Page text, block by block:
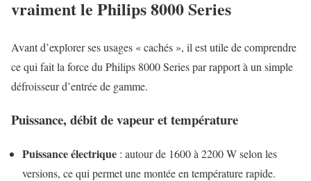
vraiment le Philips 8000 Series
Avant d’explorer ses usages « cachés », il est utile de comprendre
ce qui fait la force du Philips 8000 Series par rapport à un simple
défroisseur d’entrée de gamme.
Puissance, débit de vapeur et température
Puissance électrique : autour de 1600 à 2200 W selon les
versions, ce qui permet une montée en température rapide.